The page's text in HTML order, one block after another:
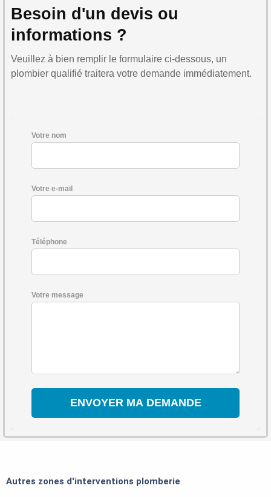
Besoin d'un devis ou
informations ?
Veuillez à bien remplir le formulaire ci-dessous, un
plombier qualifié traitera votre demande immédiatement.
Votre nom
Votre e-mail
Téléphone
Votre message
Autres zones d'interventions plomberie